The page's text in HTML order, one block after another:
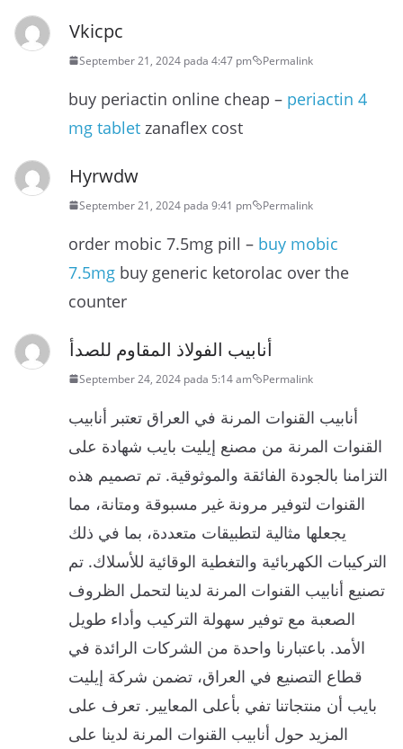
Vkicpc
September 21, 2024 pada 4:47 pm Permalink
buy periactin online cheap – periactin 4
mg tablet zanaflex cost
Hyrwdw
September 21, 2024 pada 9:41 pm Permalink
order mobic 7.5mg pill – buy mobic
7.5mg buy generic ketorolac over the
counter
أنابيب الفولاذ المقاوم للصدأ
September 24, 2024 pada 5:14 am Permalink
أنابيب القنوات المرنة في العراق تعتبر أنابيب
القنوات المرنة من مصنع إيليت بايب شهادة على
التزامنا بالجودة الفائقة والموثوقية. تم تصميم هذه
القنوات لتوفير مرونة غير مسبوقة ومتانة، مما
يجعلها مثالية لتطبيقات متعددة، بما في ذلك
التركيبات الكهربائية والتغطية الوقائية للأسلاك. تم
تصنيع أنابيب القنوات المرنة لدينا لتحمل الظروف
الصعبة مع توفير سهولة التركيب وأداء طويل
الأمد. باعتبارنا واحدة من الشركات الرائدة في
قطاع التصنيع في العراق، تضمن شركة إيليت
بايب أن منتجاتنا تفي بأعلى المعايير. تعرف على
المزيد حول أنابيب القنوات المرنة لدينا على